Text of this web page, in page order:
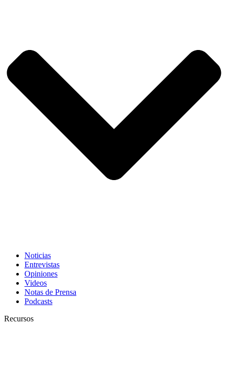
Noticias
Entrevistas
Opiniones
Videos
Notas de Prensa
Podcasts
Recursos